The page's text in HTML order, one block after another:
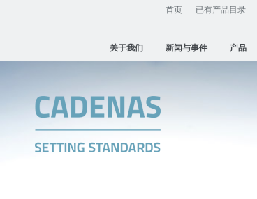
首页 已有产品目录
关于我们 新闻与事件 产品